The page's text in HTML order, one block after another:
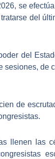
se
del
del
sesiones, de
de
llenen las